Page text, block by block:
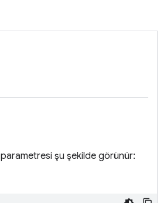
parametresi şu şekilde görünür: